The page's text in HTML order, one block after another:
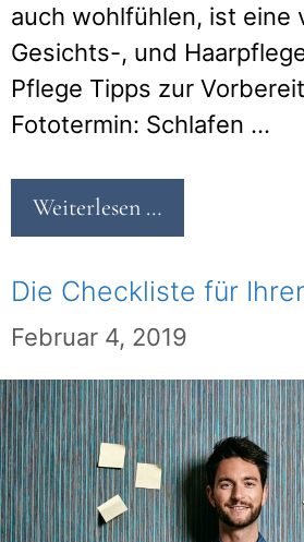
auch wohlfühlen, ist eine
Gesichts-, und
Pflege Tipps zur
Fototermin: Schlafen …
Weiterlesen …
Die Checkliste für
Februar 4, 2019